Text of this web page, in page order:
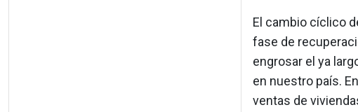
El cambio cíclico
fase de
engrosar el ya
en nuestro país.
ventas de